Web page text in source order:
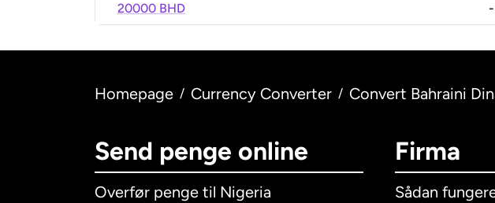
20000 BHD -
Homepage / Currency Converter / Convert Bahraini
Send penge online
Overfør penge til Nigeria
Firma
Sådan